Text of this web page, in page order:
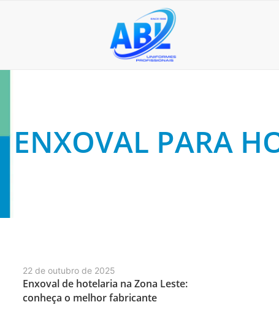
ENXOVAL PARA
22 de outubro de 2025
Enxoval de hotelaria na Zona Leste:
conheça o melhor fabricante